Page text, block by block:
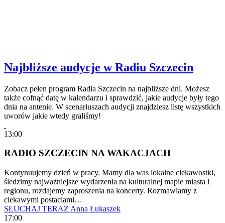
Najbliższe audycje w Radiu Szczecin
Zobacz pełen program Radia Szczecin na najbliższe dni. Możesz
także cofnąć datę w kalendarzu i sprawdzić, jakie audycje były tego
dnia na antenie. W scenariuszach audycji znajdziesz listę wszystkich
uworów jakie wtedy graliśmy!
13:00
RADIO SZCZECIN NA WAKACJACH
Kontynuujemy dzień w pracy. Mamy dla was lokalne ciekawostki,
śledzimy najważniejsze wydarzenia na kulturalnej mapie miasta i
regionu, rozdajemy zaproszenia na koncerty. Rozmawiamy z
ciekawymi postaciami…
SŁUCHAJ TERAZ Anna Łukaszek
17:00